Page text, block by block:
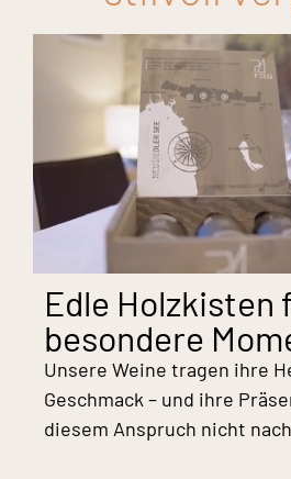
Edle Holzkisten
besondere
Unsere Weine tragen ihre
Geschmack – und ihre
diesem Anspruch nicht